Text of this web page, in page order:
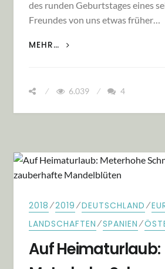
des runden Geburtstages eines
Freundes von uns etwas früher…
MEHR… GESTRANDET AUF
6.039 4
2018 ⁄2019 ⁄DEUTSCHLAND ⁄
LANDSCHAFTEN ⁄SPANIEN ⁄
Auf Heimaturlaub: